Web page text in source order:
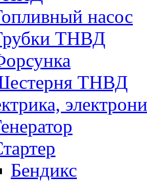
насос
ТНВД
ТНВД
Бендикс